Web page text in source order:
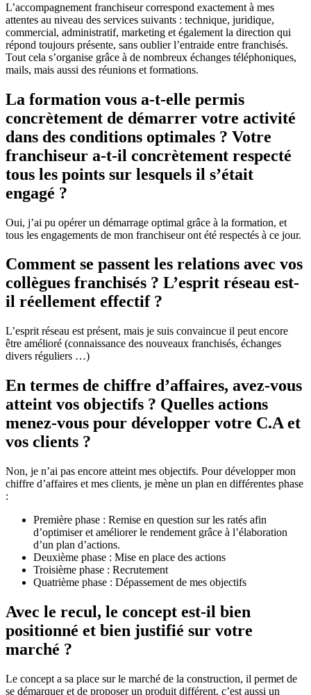
L’accompagnement franchiseur correspond exactement à mes
attentes au niveau des services suivants : technique, juridique,
commercial, administratif, marketing et également la direction qui
répond toujours présente, sans oublier l’entraide entre franchisés.
Tout cela s’organise grâce à de nombreux échanges téléphoniques,
mails, mais aussi des réunions et formations.
La formation vous a-t-elle permis
concrètement de démarrer votre activité
dans des conditions optimales ? Votre
franchiseur a-t-il concrètement respecté
tous les points sur lesquels il s’était
engagé ?
Oui, j’ai pu opérer un démarrage optimal grâce à la formation, et
tous les engagements de mon franchiseur ont été respectés à ce jour.
Comment se passent les relations avec vos
collègues franchisés ? L’esprit réseau est-
il réellement effectif ?
L’esprit réseau est présent, mais je suis convaincue il peut encore
être amélioré (connaissance des nouveaux franchisés, échanges
divers réguliers …)
En termes de chiffre d’affaires, avez-vous
atteint vos objectifs ? Quelles actions
menez-vous pour développer votre C.A et
vos clients ?
Non, je n’ai pas encore atteint mes objectifs. Pour développer mon
chiffre d’affaires et mes clients, je mène un plan en différentes phase
:
Première phase : Remise en question sur les ratés afin
d’optimiser et améliorer le rendement grâce à l’élaboration
d’un plan d’actions.
Deuxième phase : Mise en place des actions
Troisième phase : Recrutement
Quatrième phase : Dépassement de mes objectifs
Avec le recul, le concept est-il bien
positionné et bien justifié sur votre
marché ?
Le concept a sa place sur le marché de la construction, il permet de
se démarquer et de proposer un produit différent, c’est aussi un